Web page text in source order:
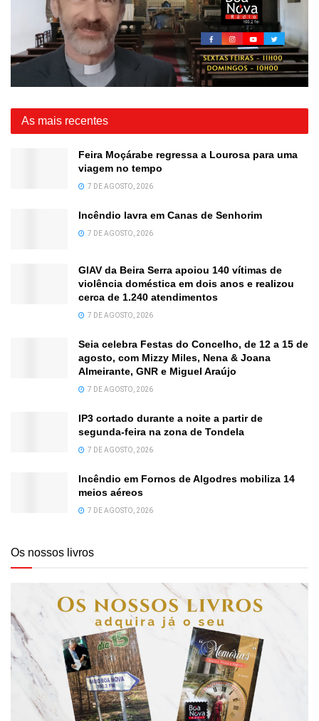
As mais recentes
Feira Moçárabe regressa a Lourosa para uma
viagem no tempo
7 DE AGOSTO, 2026
Incêndio lavra em Canas de Senhorim
7 DE AGOSTO, 2026
GIAV da Beira Serra apoiou 140 vítimas de
violência doméstica em dois anos e realizou
cerca de 1.240 atendimentos
7 DE AGOSTO, 2026
Seia celebra Festas do Concelho, de 12 a 15 de
agosto, com Mizzy Miles, Nena & Joana
Almeirante, GNR e Miguel Araújo
7 DE AGOSTO, 2026
IP3 cortado durante a noite a partir de
segunda-feira na zona de Tondela
7 DE AGOSTO, 2026
Incêndio em Fornos de Algodres mobiliza 14
meios aéreos
7 DE AGOSTO, 2026
Os nossos livros